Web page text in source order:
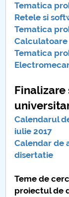
Tematica
Retele si
Tematica
Calculatoare
Tematica
Calendarul
iulie 2017
Calendar de
disertatie
Teme de
proiectul de